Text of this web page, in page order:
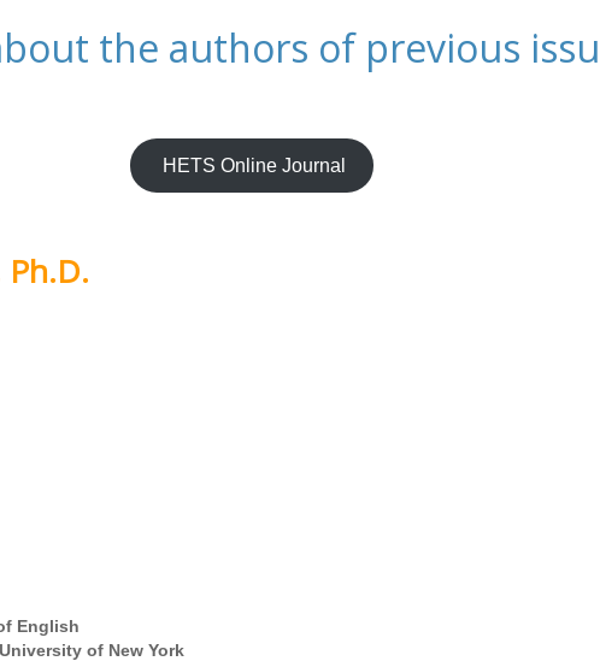
the authors of previous
HETS Online Journal
Ph.D.
English
of New York